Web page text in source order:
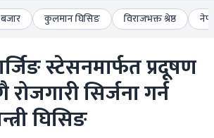
कुलमान घिसिङ विराजभक्त श्रेष्ठ
स्टेसनमार्फत प्रदूषण
सिर्जना गर्न
घिसिङ